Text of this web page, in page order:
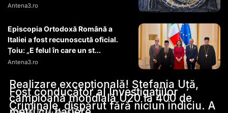
Antena3.ro
Episcopia Ortodoxă Română a
Italiei a fost recunoscută oficial.
Țoiu: „E felul în care un st...
Antena3.ro
Realizare excepțională! Ștefania Uță,
campioană mondială U20 la 400 de
Fost conducător al Investigațiilor
Criminale, dispărut fără niciun indiciu. A